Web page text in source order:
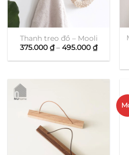
Thanh treo đồ – Mooli
375.000 ₫ – 495.000 ₫Khoảng
giá:
từ
495.000 ₫